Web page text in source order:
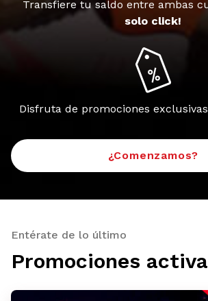
Transfiere tu saldo entre ambas
solo click!
Disfruta de promociones exclusivas
¿Comenzamos?
Entérate de lo último
Promociones